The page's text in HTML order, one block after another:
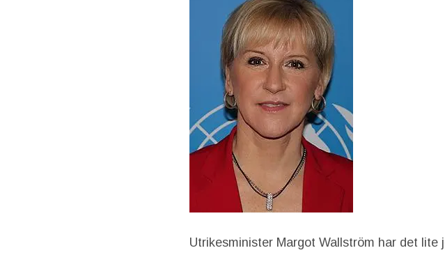
Utrikesminister Margot Wallström har det